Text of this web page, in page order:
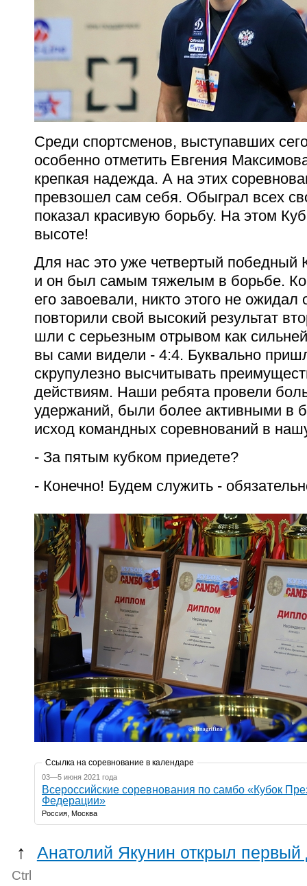
Среди спортсменов, выступавших
особенно отметить Евгения
крепкая надежда. А на этих
превзошел сам себя. Обыграл всех
показал красивую борьбу. На этом
высоте!
Для нас это уже четвертый победный
и он был самым тяжелым в борьбе.
его завоевали, никто этого не ожидал
повторили свой высокий результат
шли с серьезным отрывом как
вы сами видели - 4:4. Буквально
скрупулезно высчитывать
действиям. Наши ребята провели
удержаний, были более активными в
исход командных соревнований в
- За пятым кубком приедете?
- Конечно! Будем служить -
Ссылка на соревнование в календаре
03—5 июня 2021 года
Всероссийские соревнования по самбо «Кубок
Федерации»
Россия, Москва
↑ Анатолий Якунин открыл
Ctrl